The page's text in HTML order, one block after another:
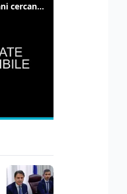
Nuovo video su Crans-Montana, i giovani cercano di sfondare le vetrate